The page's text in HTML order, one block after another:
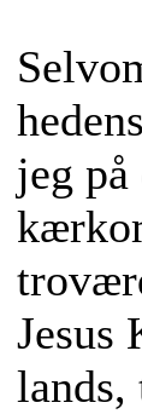
jeg på
Jesus